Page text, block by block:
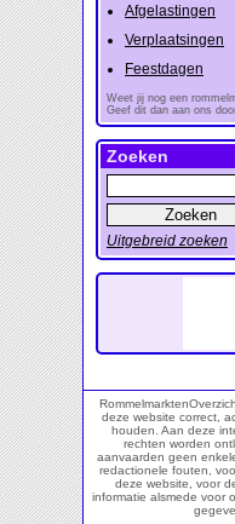
Afgelastingen
Verplaatsingen
Feestdagen
Weet jij nog een
Geef dit dan aan ons
Zoeken
Uitgebreid zoeken
deze website correct,
houden. Aan deze
rechten worden
aanvaarden geen
redactionele fouten,
deze website, voor
informatie alsmede voor